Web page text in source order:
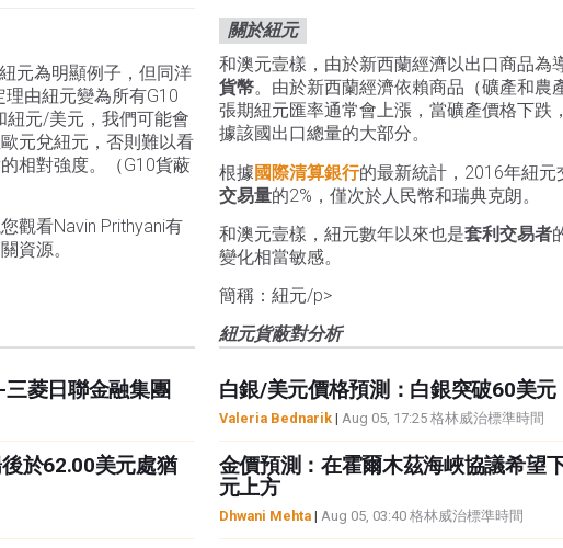
元為明顯例子，但同洋
由紐元變為所有G10
元/美元，我們可能會
元兌紐元，否則難以看
相對強度。（G10貨蔽
觀看Navin Prithyani有
資源。
關於紐元
和澳元壹樣，由於新西蘭經濟以出口商品為
貨幣。由於新西蘭經濟依賴商品（礦產和農
張期紐元匯率通常會上漲，當礦產價格下跌
據該國出口總量的大部分。
根據 國際清算銀行的最新統計，2016年紐元
交易量的2%，僅次於人民幣和瑞典克朗。
和澳元壹樣，紐元數年以來也是套利交易者
變化相當敏感。
簡稱：紐元/p>
菱日聯金融集團
於62.00美元處猶
紐元貨蔽對分析
白銀/美元價格預測：白銀突破60美
Valeria Bednarik| Aug 05, 17:25 格林威治標準時間
金價預測：在霍爾木茲海峽協議希望
元上方
Dhwani Mehta| Aug 05, 03:40 格林威治標準時間